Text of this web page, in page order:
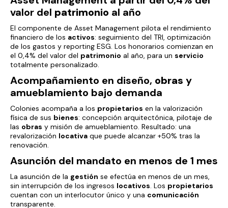
valor del patrimonio al año
El componente de Asset Management pilota el rendimiento
financiero de los activos: seguimiento del TRI, optimización
de los gastos y reporting ESG. Los honorarios comienzan en
el 0,4% del valor del patrimonio al año, para un servicio
totalmente personalizado.
Acompañamiento en diseño, obras y
amueblamiento bajo demanda
Colonies acompaña a los propietarios en la valorización
física de sus bienes: concepción arquitectónica, pilotaje de
las obras y misión de amueblamiento. Resultado: una
revalorización locativa que puede alcanzar +50% tras la
renovación.
Asunción del mandato en menos de 1 mes
La asunción de la gestión se efectúa en menos de un mes,
sin interrupción de los ingresos locativos. Los propietarios
cuentan con un interlocutor único y una comunicación
transparente.